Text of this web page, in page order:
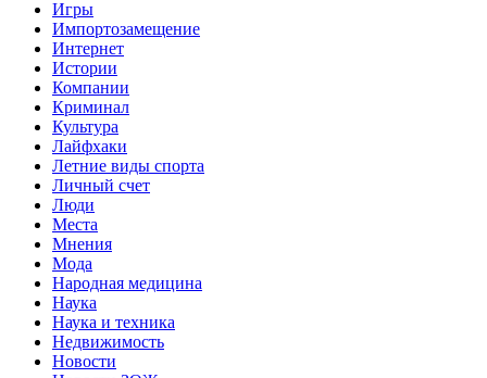
Игры
Импортозамещение
Интернет
Истории
Компании
Криминал
Культура
Лайфхаки
Летние виды спорта
Личный счет
Люди
Места
Мнения
Мода
Народная медицина
Наука
Наука и техника
Недвижимость
Новости